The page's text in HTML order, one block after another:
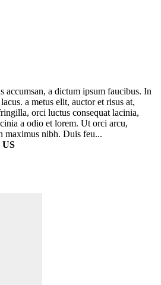
accumsan, a dictum ipsum faucibus. In
a metus elit, auctor et risus at,
orci luctus consequat lacinia,
a odio et lorem. Ut orci arcu,
maximus nibh. Duis feu...
US